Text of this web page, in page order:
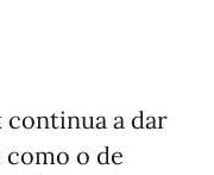
continua a dar
como o de